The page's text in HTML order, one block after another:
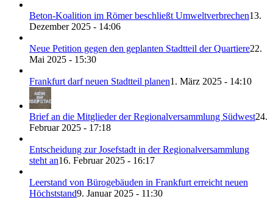
Beton-Koalition im Römer beschließt Umweltverbrechen13.
Dezember 2025 - 14:06
Neue Petition gegen den geplanten Stadtteil der Quartiere22.
Mai 2025 - 15:30
Frankfurt darf neuen Stadtteil planen1. März 2025 - 14:10
Brief an die Mitglieder der Regionalversammlung Südwest24.
Februar 2025 - 17:18
Entscheidung zur Josefstadt in der Regionalversammlung
steht an16. Februar 2025 - 16:17
Leerstand von Bürogebäuden in Frankfurt erreicht neuen
Höchststand9. Januar 2025 - 11:30